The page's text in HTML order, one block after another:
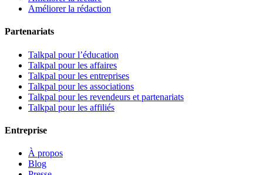
Améliorer la rédaction
Partenariats
Talkpal pour l’éducation
Talkpal pour les affaires
Talkpal pour les entreprises
Talkpal pour les associations
Talkpal pour les revendeurs et partenariats
Talkpal pour les affiliés
Entreprise
À propos
Blog